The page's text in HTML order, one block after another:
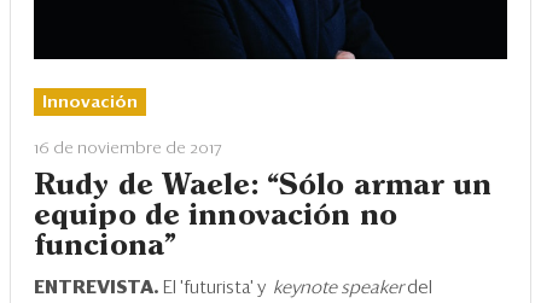
Innovación
16 de noviembre de 2017
Rudy de Waele: “Sólo armar un
equipo de innovación no
funciona”
ENTREVISTA. El 'futurista' y keynote speakerdel